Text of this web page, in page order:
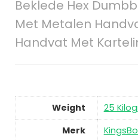
Beklede Hex
Met Metalen
Handvat Met
Weight
25
Merk